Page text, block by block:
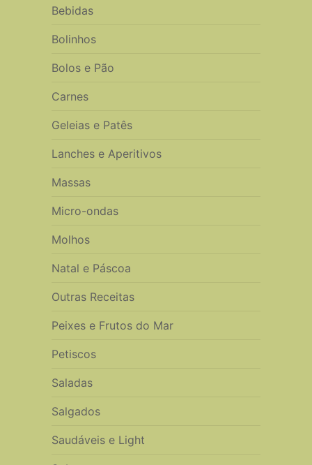
Bebidas
Bolinhos
Bolos e Pão
Carnes
Geleias e Patês
Lanches e Aperitivos
Massas
Micro-ondas
Molhos
Natal e Páscoa
Outras Receitas
Peixes e Frutos do Mar
Petiscos
Saladas
Salgados
Saudáveis e Light